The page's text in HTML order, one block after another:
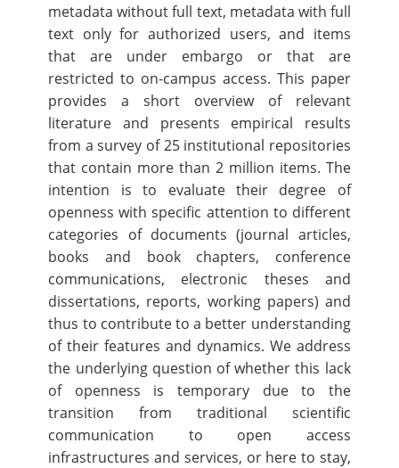
metadata without full text, metadata with full
text only for authorized users, and items
that are under embargo or that are
restricted to on-campus access. This paper
provides a short overview of relevant
literature and presents empirical results
from a survey of 25 institutional repositories
that contain more than 2 million items. The
intention is to evaluate their degree of
openness with specific attention to different
categories of documents (journal articles,
books and book chapters, conference
communications, electronic theses and
dissertations, reports, working papers) and
thus to contribute to a better understanding
of their features and dynamics. We address
the underlying question of whether this lack
of openness is temporary due to the
transition from traditional scientific
communication to open access
infrastructures and services, or here to stay,